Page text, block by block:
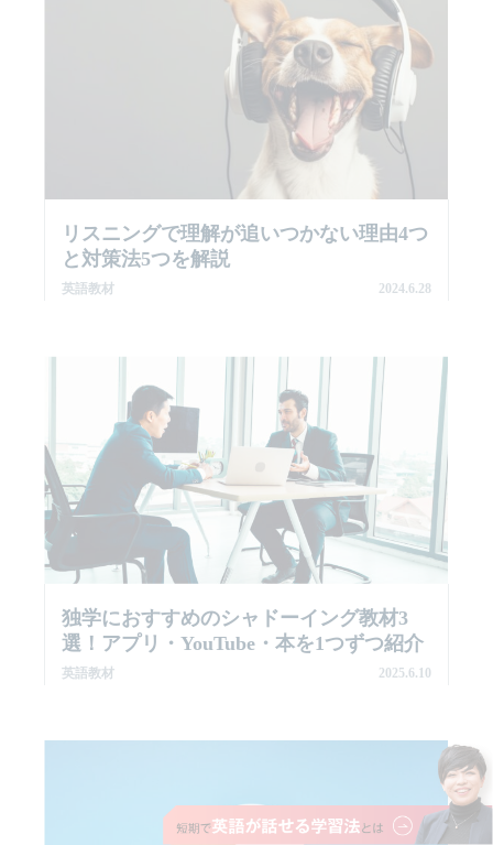
リスニングで理解が追いつかない理由4つ
と対策法5つを解説
英語教材 2024.6.28
独学におすすめのシャドーイング教材3
選！アプリ・YouTube・本を1つずつ紹介
英語教材 2025.6.10